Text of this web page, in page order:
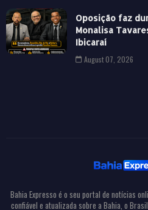
Oposição faz
Monalisa
Ibicaraí
August 07, 2026
Bahia Expresso é o seu portal de notícias
confiável e atualizada sobre a Bahia, o